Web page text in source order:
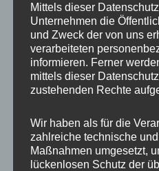
Traglast 815
Ähnliche Produkte
Mittels dieser
Unternehmen die
und Zweck der von uns
verarbeiteten
informieren. Ferner
mittels dieser
zustehenden Rechte
Wir haben als für die
zahlreiche technische
Maßnahmen umgesetzt,
lückenlosen Schutz der